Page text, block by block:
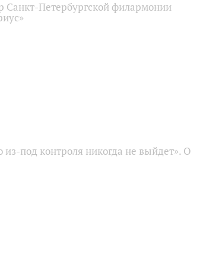
Санкт-Петербургской филармонии
из-под контроля никогда не выйдет». О